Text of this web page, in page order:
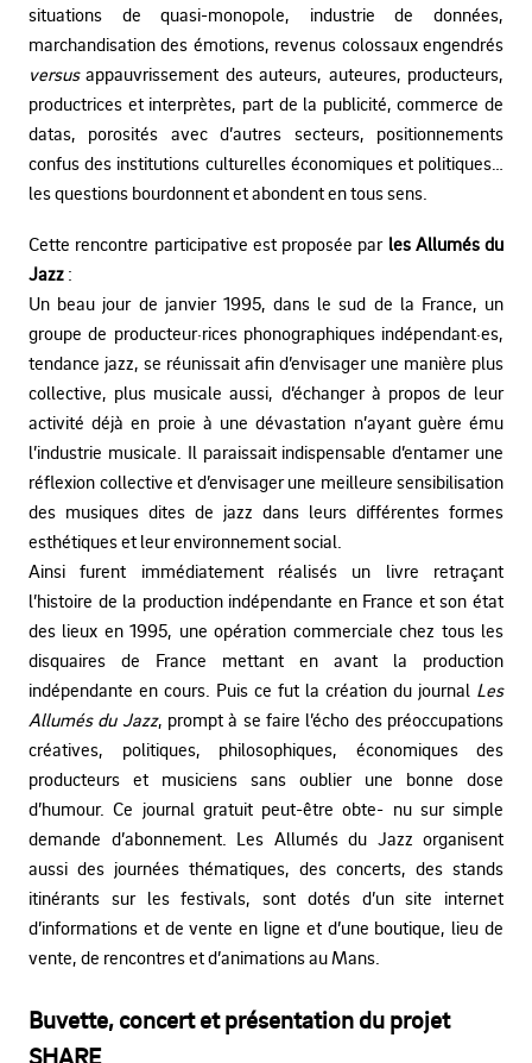
situations de quasi-monopole, industrie de données,
marchandisation des émotions, revenus colossaux engendrés
versusappauvrissement des auteurs, auteures, producteurs,
productrices et interprètes, part de la publicité, commerce de
datas, porosités avec d’autres secteurs, positionnements
confus des institutions culturelles économiques et politiques…
les questions bourdonnent et abondent en tous sens.
Cette rencontre participative est proposée par les Allumés du
Jazz :
Un beau jour de janvier 1995, dans le sud de la France, un
groupe de producteur·rices phonographiques indépendant·es,
tendance jazz, se réunissait afin d’envisager une manière plus
collective, plus musicale aussi, d’échanger à propos de leur
activité déjà en proie à une dévastation n’ayant guère ému
l’industrie musicale. Il paraissait indispensable d’entamer une
réflexion collective et d’envisager une meilleure sensibilisation
des musiques dites de jazz dans leurs différentes formes
esthétiques et leur environnement social.
Ainsi furent immédiatement réalisés un livre retraçant
l’histoire de la production indépendante en France et son état
des lieux en 1995, une opération commerciale chez tous les
disquaires de France mettant en avant la production
indépendante en cours. Puis ce fut la création du journal Les
Allumés du Jazz, prompt à se faire l’écho des préoccupations
créatives, politiques, philosophiques, économiques des
producteurs et musiciens sans oublier une bonne dose
d’humour. Ce journal gratuit peut-être obte- nu sur simple
demande d’abonnement. Les Allumés du Jazz organisent
aussi des journées thématiques, des concerts, des stands
itinérants sur les festivals, sont dotés d’un site internet
d’informations et de vente en ligne et d’une boutique, lieu de
vente, de rencontres et d’animations au Mans.
Buvette, concert et présentation du projet
SHARE